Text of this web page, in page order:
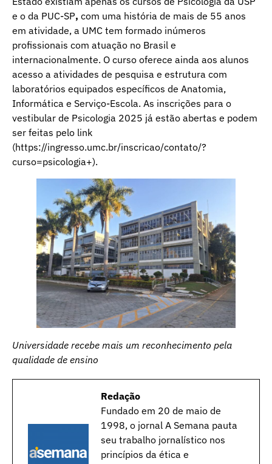
e o da PUC-SP, com uma história de mais de 55 anos
em atividade, a UMC tem formado inúmeros
profissionais com atuação no Brasil e
internacionalmente. O curso oferece ainda aos alunos
acesso a atividades de pesquisa e estrutura com
laboratórios equipados específicos de Anatomia,
Informática e Serviço-Escola. As inscrições para o
vestibular de Psicologia 2025 já estão abertas e podem
ser feitas pelo link
(https://ingresso.umc.br/inscricao/contato/?
curso=psicologia+).
Universidade recebe mais um reconhecimento pela
qualidade de ensino
Redação
Fundado em 20 de maio de
1998, o jornal A Semana pauta
seu trabalho jornalístico nos
princípios da ética e